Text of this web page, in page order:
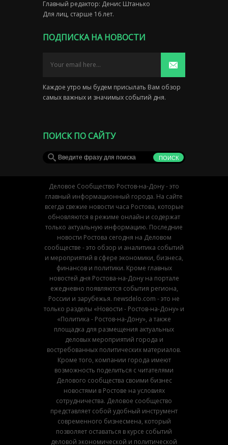
Главный редактор: Денис Штанько
Для лиц, старше 16 лет.
ПОДПИСКА НА НОВОСТИ
Каждое утро мы будем присылать Вам обзор
самых важных и значимых событий дня.
ПОИСК ПО САЙТУ
Деловое Сообщество Ростов-на-Дону - это
главный информационный города. На сайте
всегда свежие новости часа Ростова, которые
обновляются в режиме онлайн и содержат
только актуальную информацию. Последние
новости Ростова сегодня на Деловом
сообществе - это обзор и аналитика событий
и мероприятий в сфере экономики, бизнеса,
финансов и политики. Кроме главных
новостей дня Ростова-на-Дону на портале
ежедневно появляются события региона,
России и зарубежья. newsdelo.com - это не
только разделы «Новости - Ростов-на-Дону» и
«Политика - Ростов-на-Дону», а также
площадка для размещения актуальных
деловых мероприятий города и
востребованных политических материалов.
Кроме того, компании города имеют
возможность поделиться с читателями
Делового сообщества своими бизнес
новостями в Ростове на условиях
сотрудничества. Деловое сообщество
представляет собой удобный инструмент
современного бизнесмена, который
позволяет оставаться в курсе событий
деловой экономической и политической